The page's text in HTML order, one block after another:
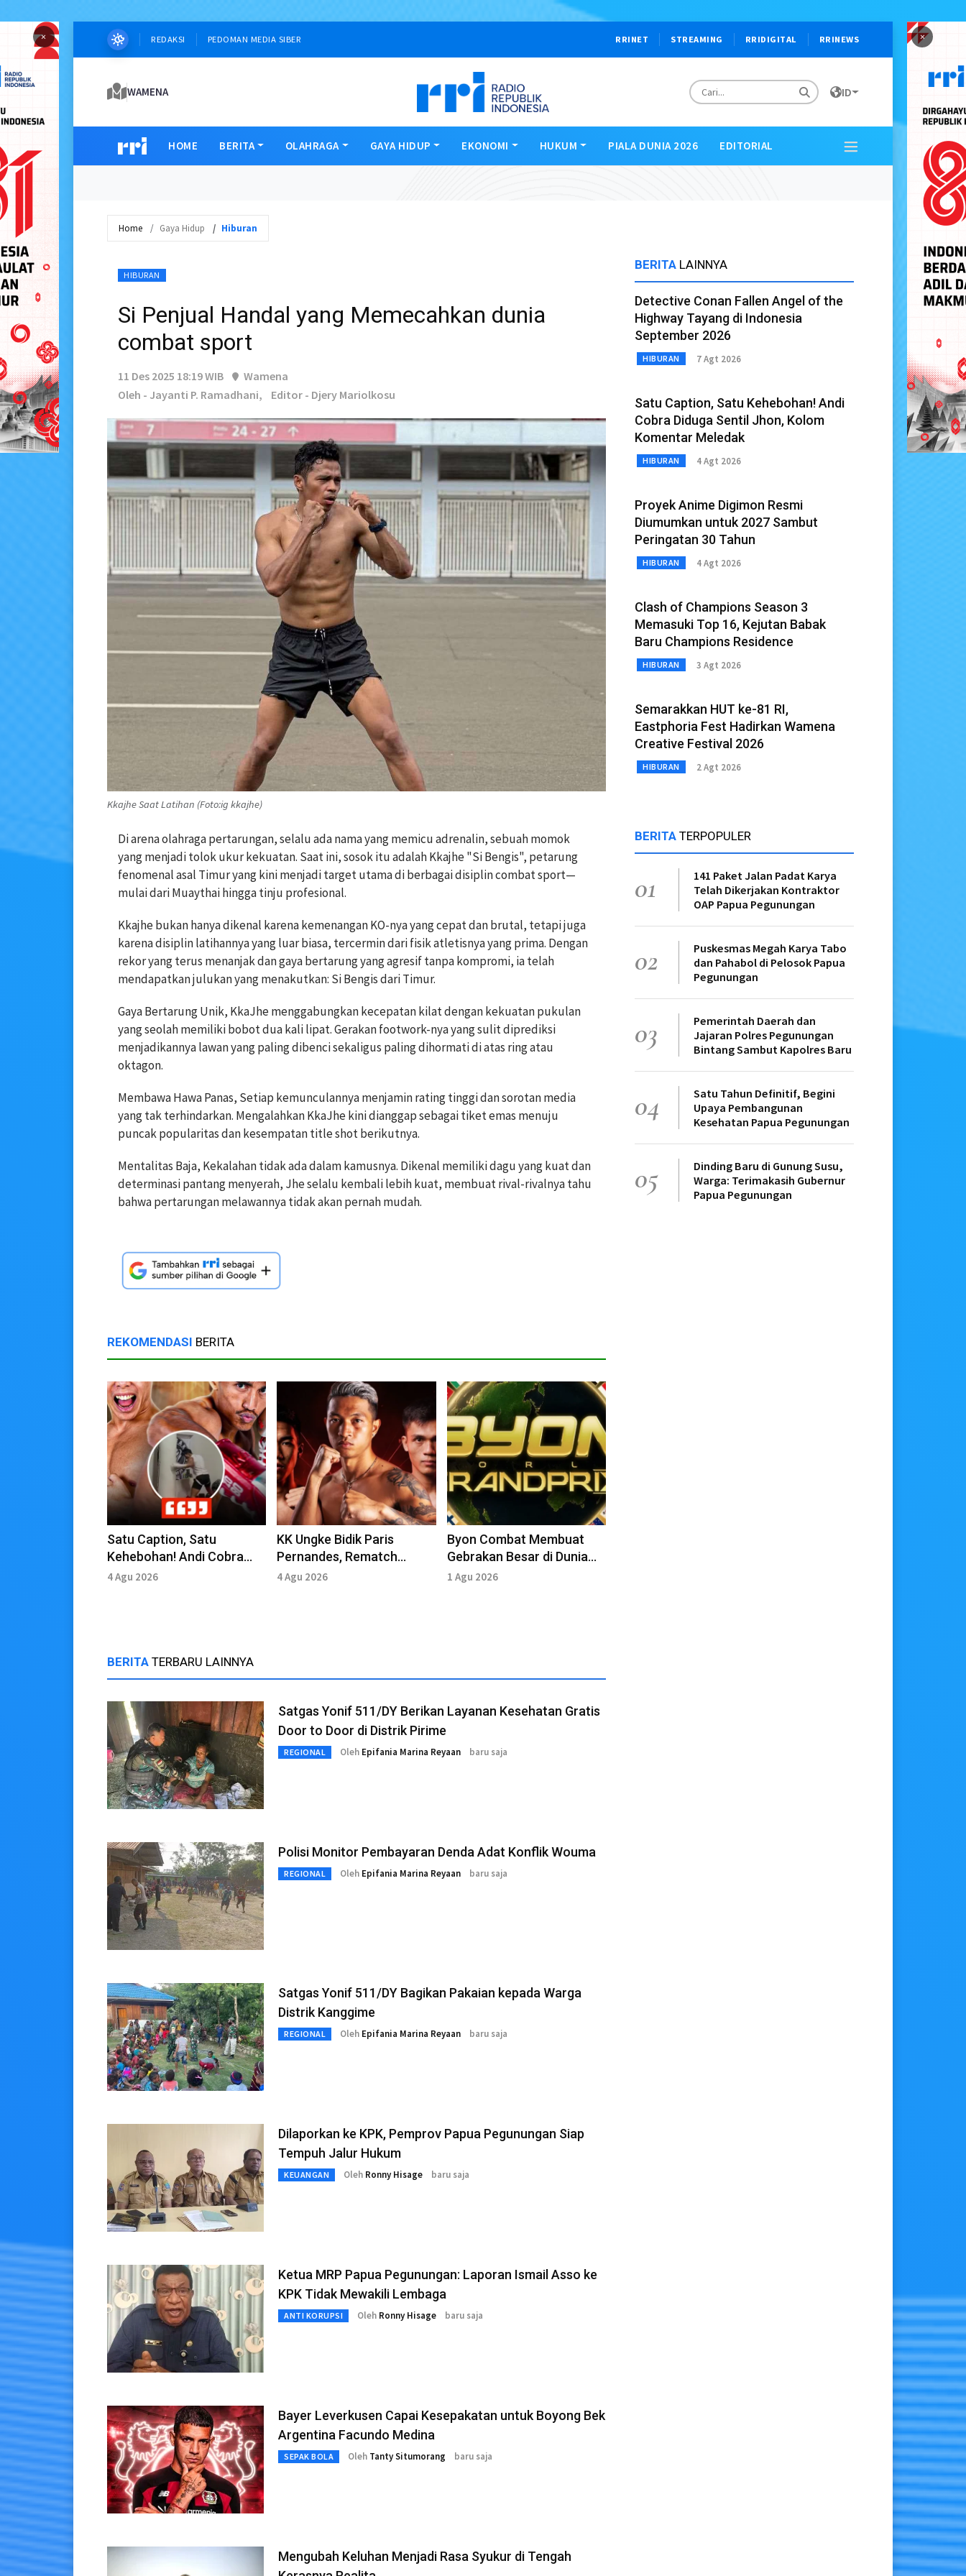
× ×
REDAKSI PEDOMAN MEDIA SIBER RRINET STREAMING RRIDIGITAL RRINEWS
WAMENA ID
HOME BERITA OLAHRAGA GAYA HIDUP EKONOMI HUKUM PIALA DUNIA 2026 EDITORIAL
Home Gaya Hidup Hiburan
HIBURAN
Si Penjual Handal yang Memecahkan dunia
combat sport
11 Des 2025 18:19 WIB
Wamena
Oleh - Jayanti P. Ramadhani,
Editor - Djery Mariolkosu
Kkajhe Saat Latihan (Foto:ig kkajhe)
Di arena olahraga pertarungan, selalu ada nama yang memicu adrenalin, sebuah momok
yang menjadi tolok ukur kekuatan. Saat ini, sosok itu adalah Kkajhe "Si Bengis", petarung
fenomenal asal Timur yang kini menjadi target utama di berbagai disiplin combat sport—
mulai dari Muaythai hingga tinju profesional.
Kkajhe bukan hanya dikenal karena kemenangan KO-nya yang cepat dan brutal, tetapi juga
karena disiplin latihannya yang luar biasa, tercermin dari fisik atletisnya yang prima. Dengan
rekor yang terus menanjak dan gaya bertarung yang agresif tanpa kompromi, ia telah
mendapatkan julukan yang menakutkan: Si Bengis dari Timur.
Gaya Bertarung Unik, KkaJhe menggabungkan kecepatan kilat dengan kekuatan pukulan
yang seolah memiliki bobot dua kali lipat. Gerakan footwork-nya yang sulit diprediksi
menjadikannya lawan yang paling dibenci sekaligus paling dihormati di atas ring atau
oktagon.
Membawa Hawa Panas, Setiap kemunculannya menjamin rating tinggi dan sorotan media
yang tak terhindarkan. Mengalahkan KkaJhe kini dianggap sebagai tiket emas menuju
puncak popularitas dan kesempatan title shot berikutnya.
Mentalitas Baja, Kekalahan tidak ada dalam kamusnya. Dikenal memiliki dagu yang kuat dan
determinasi pantang menyerah, Jhe selalu kembali lebih kuat, membuat rival-rivalnya tahu
bahwa pertarungan melawannya tidak akan pernah mudah.
REKOMENDASI BERITA
Satu Caption, Satu
Kehebohan! Andi Cobra
Diduga Sentil Jhon, Kolom
4 Agu 2026
KK Ungke Bidik Paris
Pernandes, Rematch
Lawan Aziz Calim Harus
4 Agu 2026
Byon Combat Membuat
Gebrakan Besar di Dunia
Olahraga Tarung
1 Agu 2026
BERITA TERBARU LAINNYA
Satgas Yonif 511/DY Berikan Layanan Kesehatan Gratis
Door to Door di Distrik Pirime
REGIONAL Oleh Epifania Marina Reyaan baru saja
Polisi Monitor Pembayaran Denda Adat Konflik Wouma
REGIONAL Oleh Epifania Marina Reyaan baru saja
Satgas Yonif 511/DY Bagikan Pakaian kepada Warga
Distrik Kanggime
REGIONAL Oleh Epifania Marina Reyaan baru saja
Dilaporkan ke KPK, Pemprov Papua Pegunungan Siap
Tempuh Jalur Hukum
KEUANGAN Oleh Ronny Hisage baru saja
Ketua MRP Papua Pegunungan: Laporan Ismail Asso ke
KPK Tidak Mewakili Lembaga
ANTI KORUPSI Oleh Ronny Hisage baru saja
Bayer Leverkusen Capai Kesepakatan untuk Boyong Bek
Argentina Facundo Medina
SEPAK BOLA Oleh Tanty Situmorang baru saja
Mengubah Keluhan Menjadi Rasa Syukur di Tengah
BERITA LAINNYA
Detective Conan Fallen Angel of the
Highway Tayang di Indonesia
September 2026
HIBURAN 7 Agt 2026
Satu Caption, Satu Kehebohan! Andi
Cobra Diduga Sentil Jhon, Kolom
Komentar Meledak
HIBURAN 4 Agt 2026
Proyek Anime Digimon Resmi
Diumumkan untuk 2027 Sambut
Peringatan 30 Tahun
HIBURAN 4 Agt 2026
Clash of Champions Season 3
Memasuki Top 16, Kejutan Babak
Baru Champions Residence
HIBURAN 3 Agt 2026
Semarakkan HUT ke-81 RI,
Eastphoria Fest Hadirkan Wamena
Creative Festival 2026
HIBURAN 2 Agt 2026
BERITA TERPOPULER
01
141 Paket Jalan Padat Karya
Telah Dikerjakan Kontraktor
OAP Papua Pegunungan
02
Puskesmas Megah Karya Tabo
dan Pahabol di Pelosok Papua
Pegunungan
03
Pemerintah Daerah dan
Jajaran Polres Pegunungan
Bintang Sambut Kapolres Baru
04
Satu Tahun Definitif, Begini
Upaya Pembangunan
Kesehatan Papua Pegunungan
05
Dinding Baru di Gunung Susu,
Warga: Terimakasih Gubernur
Papua Pegunungan